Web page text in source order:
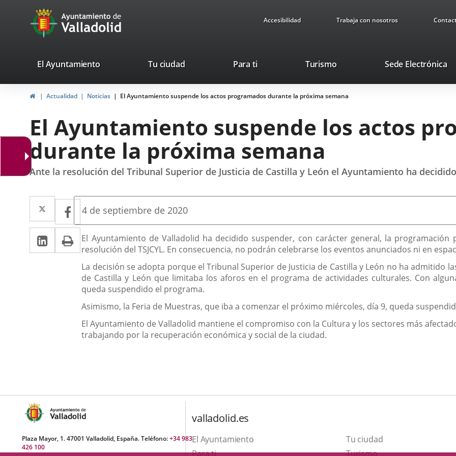
Portal
Web
Ayuntamiento
de
Accesibilidad Trabaja con nosotros
valladolid.es
El Ayuntamiento Tu ciudad Para ti TurismoThis
will
open
pop-
Sede Electrónica
HomeActualidad Noticias El Ayuntamiento suspende los actos programados durante la próxima semana
El Ayuntamiento suspende los actos
durante la próxima semana
Ante la resolución del Tribunal Superior de Justicia de Castilla y León el Ayuntamiento ha
Twitter
Enlace
a
una
aplicación
externa.
Facebook
Enlace
a
una
aplicación
externa.
Linkedin
Enlace
a
aplicación
externa.
Print
Fecha
la
noticia
4 de septiembre de 2020
Descripción
El Ayuntamiento de Valladolid ha decidido suspender, con carácter general, la
resolución del TSJCYL. En consecuencia, no podrán celebrarse los eventos anunciados ni en
La decisión se adopta porque el Tribunal Superior de Justicia de Castilla y León no ha admitido
de Castilla y León que limitaba los aforos en el programa de actividades culturales. Con
queda suspendido el programa.
Asimismo, la Feria de Muestras, que iba a comenzar el próximo miércoles, día 9, queda
El Ayuntamiento de Valladolid mantiene el compromiso con la Cultura y los sectores más
trabajando por la recuperación económica y social de la ciudad.
Plaza Mayor, 1. 47001 Valladolid, España. Teléfono:+34 983
426 100
valladolid.es
El Ayuntamiento
Tu ciudad
Para ti
TurismoThis